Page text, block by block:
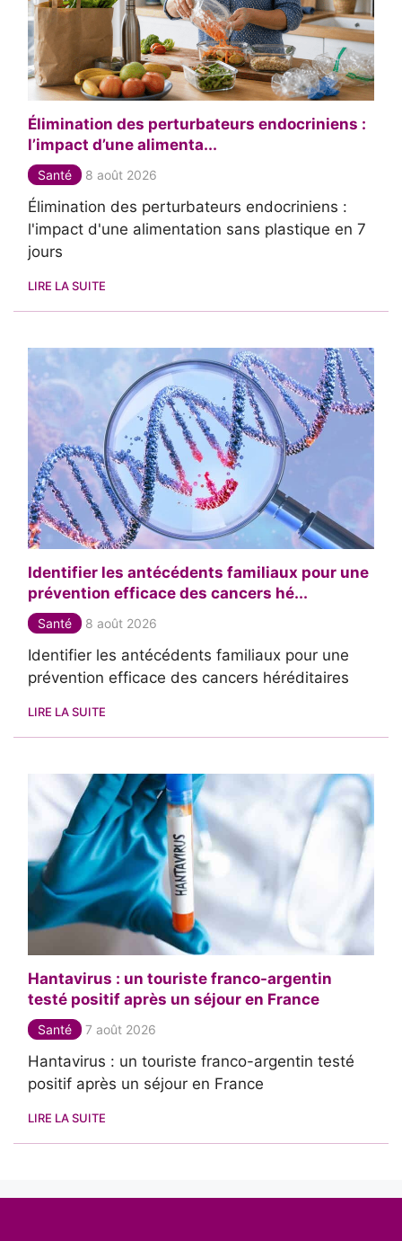
Élimination des perturbateurs endocriniens :
l’impact d’une alimenta...
Santé 8 août 2026
Élimination des perturbateurs endocriniens :
l'impact d'une alimentation sans plastique en 7
jours
LIRE LA SUITE
Identifier les antécédents familiaux pour une
prévention efficace des cancers hé...
Santé 8 août 2026
Identifier les antécédents familiaux pour une
prévention efficace des cancers héréditaires
LIRE LA SUITE
Hantavirus : un touriste franco-argentin
testé positif après un séjour en France
Santé 7 août 2026
Hantavirus : un touriste franco-argentin testé
positif après un séjour en France
LIRE LA SUITE